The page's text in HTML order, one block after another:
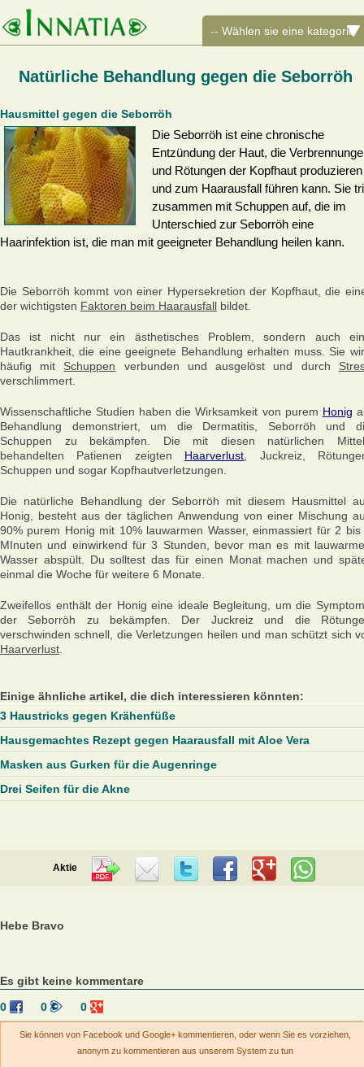
Natürliche Behandlung gegen die Seborröh
Hausmittel gegen die Seborröh
Die Seborröh ist eine chronische
Entzündung der Haut, die
und Rötungen der Kopfhaut produzieren
und zum Haarausfall führen kann. Sie
zusammen mit Schuppen auf, die im
Unterschied zur Seborröh eine
Haarinfektion ist, die man mit geeigneter Behandlung heilen kann.
Die Seborröh kommt von einer Hypersekretion der Kopfhaut, die
der wichtigsten Faktoren beim Haarausfall bildet.
Das ist nicht nur ein ästhetisches Problem, sondern auch
Hautkrankheit, die eine geeignete Behandlung erhalten muss. Sie
häufig mit Schuppen verbunden und ausgelöst und durch
verschlimmert.
Wissenschaftliche Studien haben die Wirksamkeit von purem Honig
Behandlung demonstriert, um die Dermatitis, Seborröh und
Schuppen zu bekämpfen. Die mit diesen natürlichen
behandelten Patienen zeigten Haarverlust , Juckreiz,
Schuppen und sogar Kopfhautverletzungen.
Die natürliche Behandlung der Seborröh mit diesem Hausmittel
Honig, besteht aus der täglichen Anwendung von einer Mischung
90% purem Honig mit 10% lauwarmen Wasser, einmassiert für 2 bis
MInuten und einwirkend für 3 Stunden, bevor man es mit
Wasser abspült. Du solltest das für einen Monat machen und
einmal die Woche für weitere 6 Monate.
Zweifellos enthält der Honig eine ideale Begleitung, um die
der Seborröh zu bekämpfen. Der Juckreiz und die
verschwinden schnell, die Verletzungen heilen und man schützt sich
Haarverlust
Einige ähnliche artikel, die dich interessieren könnten:
3 Haustricks gegen Krähenfüße
Hausgemachtes Rezept gegen Haarausfall mit Aloe Vera
Masken aus Gurken für die Augenringe
Drei Seifen für die Akne
Aktie
Hebe Bravo
Es gibt keine kommentare
0
0 0
Sie können von Facebook und Google+ kommentieren, oder wenn Sie es vorziehen,
anonym zu kommentieren aus unserem System zu tun